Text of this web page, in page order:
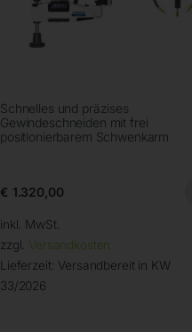
Schnelles und präzises
Gewindeschneiden mit frei
positionierbarem Schwenkarm
€ 1.320,00
inkl. MwSt.
zzgl. Versandkosten
Lieferzeit: Versandbereit in KW
33/2026